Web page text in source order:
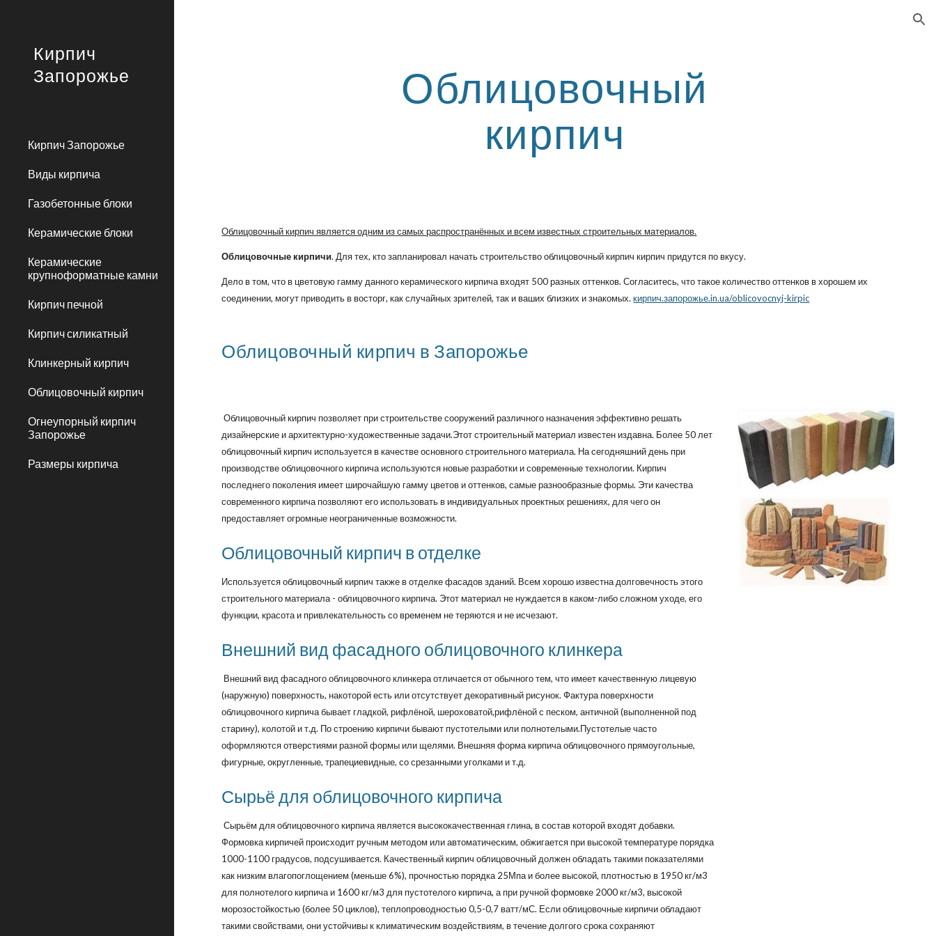
Кирпич
Запорожье
Кирпич Запорожье
Виды кирпича
Газобетонные блоки
Керамические блоки
Керамические
крупноформатные камни
Кирпич печной
Кирпич силикатный
Клинкерный кирпич
Облицовочный кирпич
Огнеупорный кирпич
Запорожье
Размеры кирпича
Облицовочный
кирпич
Облицовочный кирпич является одним из самых распространённых и всем известных строительных материалов.
Облицовочные кирпичи. Для тех, кто запланировал начать строительство облицовочный кирпич кирпич придутся по вкусу.
Дело в том, что в цветовую гамму данного керамического кирпича входят 500 разных оттенков. Согласитесь, что такое количество оттенков в хорошем их
соединении, могут приводить в восторг, как случайных зрителей, так и ваших близких и знакомых.кирпич.запорожье.in.ua/oblicovocnyj-kirpic
Облицовочный кирпич в Запорожье
Облицовочный кирпич позволяет при строительстве сооружений различного назначения эффективно решать
дизайнерские и архитектурно-художественные задачи.Этот строительный материал известен издавна. Более 50 лет
облицовочный кирпич используется в качестве основного строительного материала. На сегодняшний день при
производстве облицовочного кирпича используются новые разработки и современные технологии. Кирпич
последнего поколения имеет широчайшую гамму цветов и оттенков, самые разнообразные формы. Эти качества
современного кирпича позволяют его использовать в индивидуальных проектных решениях, для чего он
предоставляет огромные неограниченные возможности.
Облицовочный кирпич в отделке
Используется облицовочный кирпич также в отделке фасадов зданий. Всем хорошо известна долговечность этого
строительного материала - облицовочного кирпича. Этот материал не нуждается в каком-либо сложном уходе, его
функции, красота и привлекательность со временем не теряются и не исчезают.
Внешний вид фасадного облицовочного клинкера
Внешний вид фасадного облицовочного клинкера отличается от обычного тем, что имеет качественную лицевую
(наружную) поверхность, накоторой есть или отсутствует декоративный рисунок. Фактура поверхности
облицовочного кирпича бывает гладкой, рифлёной, шероховатой,рифлёной с песком, античной (выполненной под
старину), колотой и т.д. По строению кирпичи бывают пустотелыми или полнотелыми.Пустотелые часто
оформляются отверстиями разной формы или щелями. Внешняя форма кирпича облицовочного прямоугольные,
фигурные, округленные, трапециевидные, со срезанными уголками и т.д.
Сырьё для облицовочного кирпича
Сырьём для облицовочного кирпича является высококачественная глина, в состав которой входят добавки.
Формовка кирпичей происходит ручным методом или автоматическим, обжигается при высокой температуре порядка
1000-1100 градусов, подсушивается. Качественный кирпич облицовочный должен обладать такими показателями
как низким влагопоглощением (меньше 6%), прочностью порядка 25Мпа и более высокой, плотностью в 1950 кг/м3
для полнотелого кирпича и 1600 кг/м3 для пустотелого кирпича, а при ручной формовке 2000 кг/м3, высокой
морозостойкостью (более 50 циклов), теплопроводностью 0,5-0,7 ватт/мС. Если облицовочные кирпичи обладают
такими свойствами, они устойчивы к климатическим воздействиям, в течение долгого срока сохраняют